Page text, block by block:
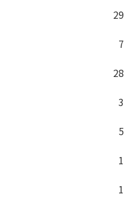
29
7
28
3
5
1
1